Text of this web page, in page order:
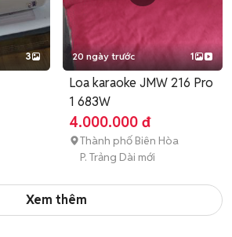
3 20 ngày trước 1
Loa karaoke JMW 216 Pro
1 683W
4.000.000 đ
Thành phố Biên Hòa
P. Trảng Dài mới
Xem thêm